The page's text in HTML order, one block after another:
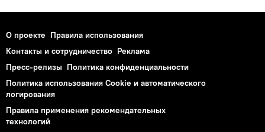
О проекте Правила использования
Контакты и сотрудничество Реклама
Пресс-релизы Политика конфиденциальности
Политика использования Cookie и автоматического
логирования
Правила применения рекомендательных
технологий